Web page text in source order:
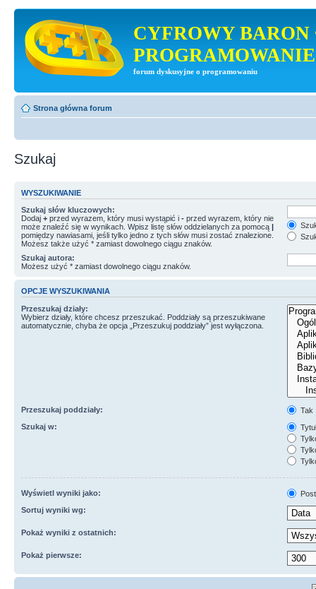
CYFROWY BARON
PROGRAMOWANIE
forum dyskusyjne o programowaniu
Strona główna forum
Szukaj
WYSZUKIWANIE
Szukaj słów kluczowych:
Dodaj + przed wyrazem, który musi wystąpić i - przed wyrazem, który nie
może znaleźć się w wynikach. Wpisz listę słów oddzielanych za pomocą |
pomiędzy nawiasami, jeśli tylko jedno z tych słów musi zostać znalezione.
Możesz także użyć * zamiast dowolnego ciągu znaków.
Szukaj autora:
Możesz użyć * zamiast dowolnego ciągu znaków.
OPCJE WYSZUKIWANIA
Przeszukaj działy:
Wybierz działy, które chcesz przeszukać. Poddziały są przeszukiwane
automatycznie, chyba że opcja „Przeszukuj poddziały” jest wyłączona.
Przeszukaj poddziały:
Tak
Szukaj w:
Wyświetl wyniki jako:
Sortuj wyniki wg:
Pokaż wyniki z ostatnich:
Pokaż pierwsze: